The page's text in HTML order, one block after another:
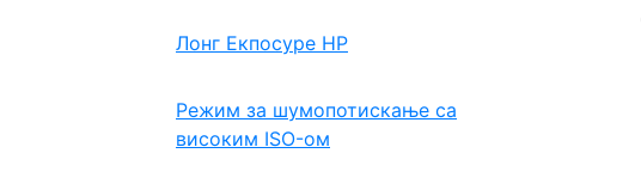
Лонг Екпосуре НР
Режим за шумопотискање са
високим ISO-ом